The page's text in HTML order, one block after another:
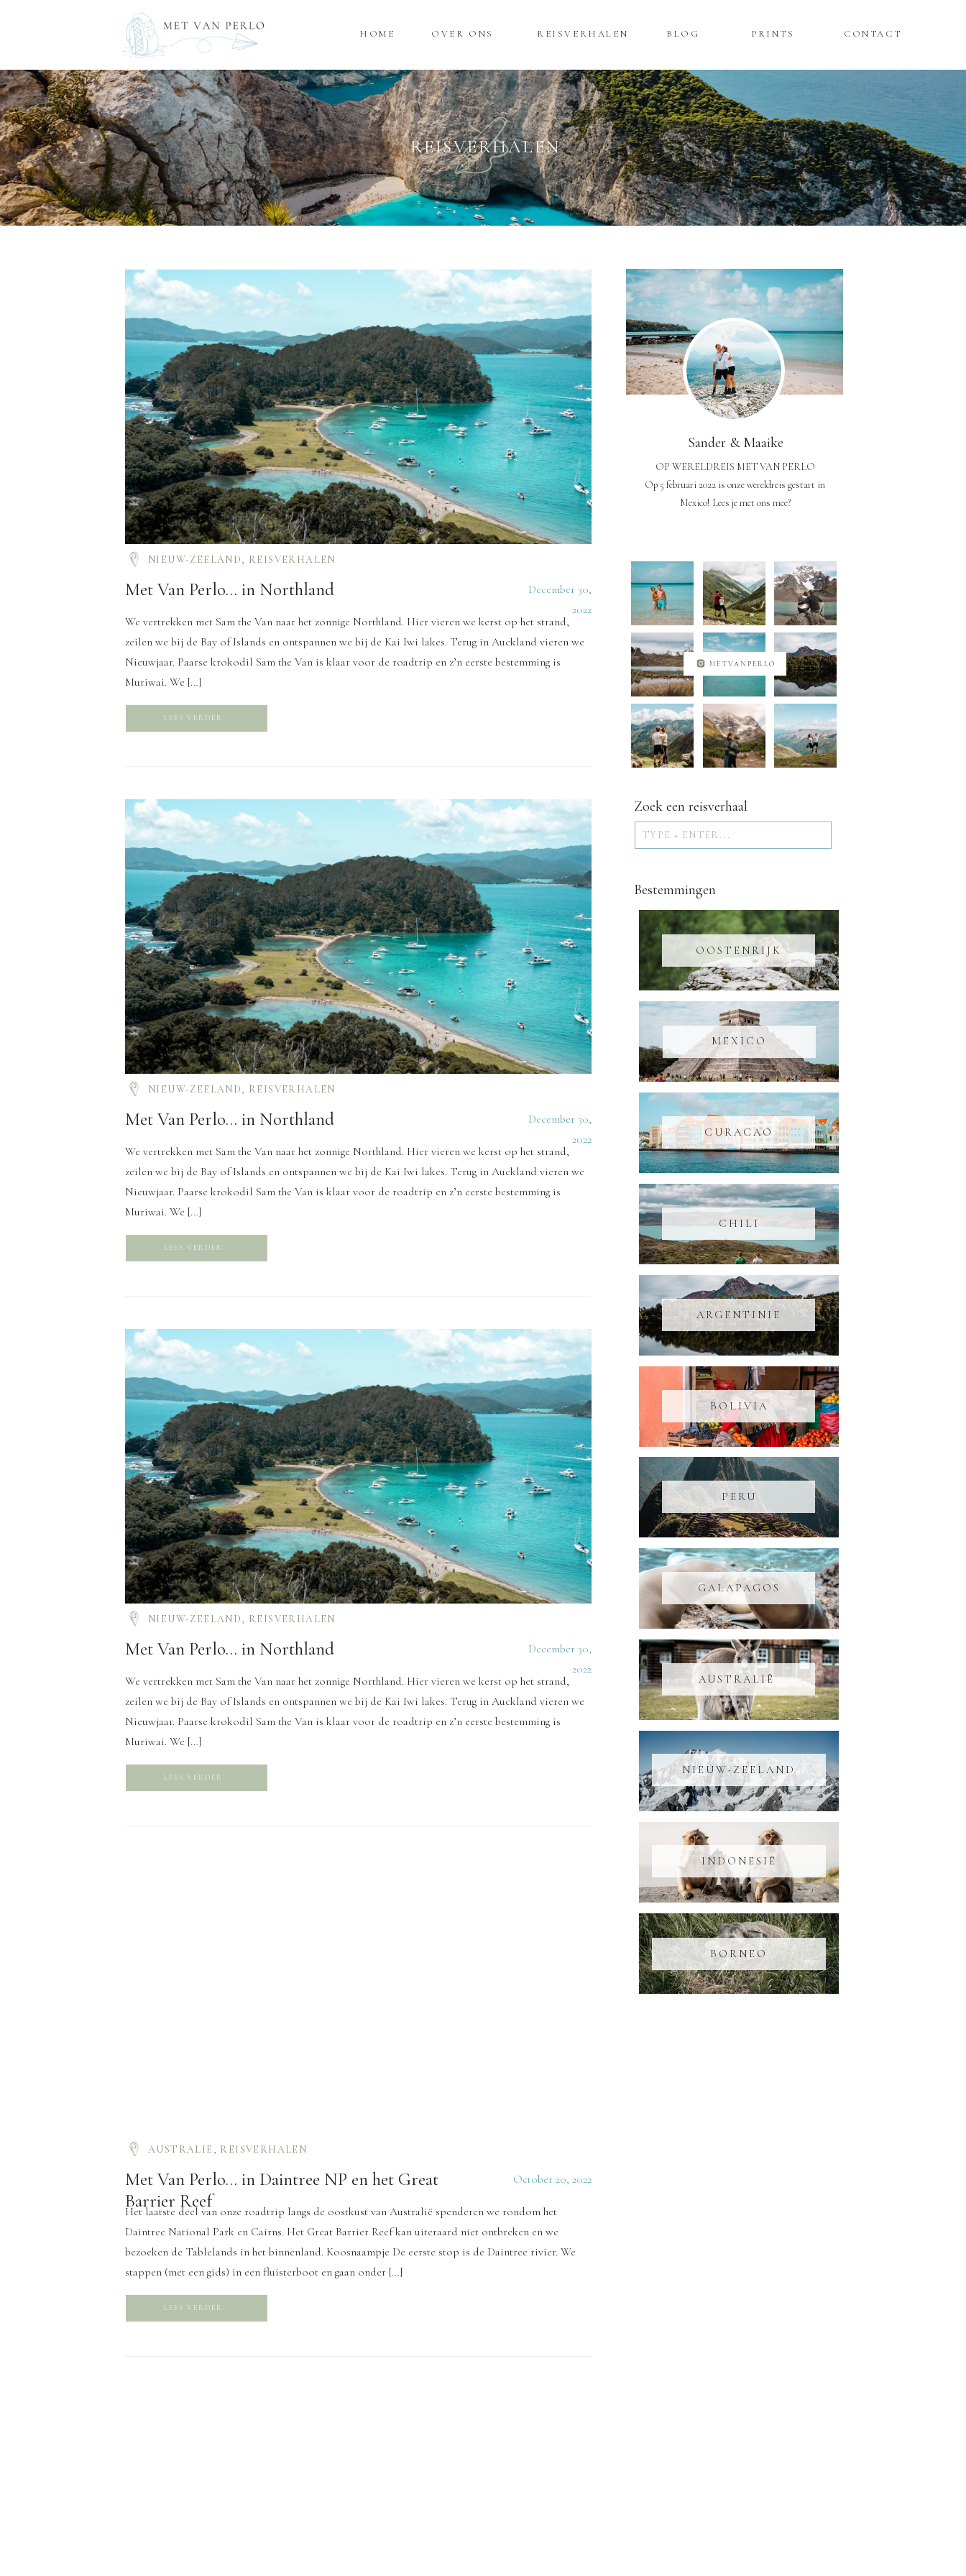
HOME OVER ONS REISVERHALEN PRINTS
BLOG CONTACT
REISVERHALEN
Sander & Maaike
OP WERELDREIS MET VAN PERLO
Op 5 februari 2022 is onze wereldreis gestart in
Mexico! Lees je met ons mee?
METVANPERLO
Zoek een reisverhaal
Bestemmingen
OOSTENRIJK
Search
MEXICO
CURACAO
CHILI
ARGENTINIE
BOLIVIA
PERU
GALAPAGOS
AUSTRALIË
NIEUW-ZEELAND
INDONESIË
BORNEO
Met Van Perlo… in Northland
We vertrekken met Sam the Van naar het zonnige Northland. Hier vieren we kerst op het strand,
zeilen we bij de Bay of Islands en ontspannen we bij de Kai Iwi lakes. Terug in Auckland vieren we
Nieuwjaar. Paarse krokodil Sam the Van is klaar voor de roadtrip en z’n eerste bestemming is
Muriwai. We […]
LEES VERDER..
NIEUW-ZEELAND, REISVERHALEN
December 30,
2022
Met Van Perlo… in Northland
We vertrekken met Sam the Van naar het zonnige Northland. Hier vieren we kerst op het strand,
zeilen we bij de Bay of Islands en ontspannen we bij de Kai Iwi lakes. Terug in Auckland vieren we
Nieuwjaar. Paarse krokodil Sam the Van is klaar voor de roadtrip en z’n eerste bestemming is
Muriwai. We […]
LEES VERDER..
NIEUW-ZEELAND, REISVERHALEN
December 30,
2022
Met Van Perlo… in Northland
We vertrekken met Sam the Van naar het zonnige Northland. Hier vieren we kerst op het strand,
zeilen we bij de Bay of Islands en ontspannen we bij de Kai Iwi lakes. Terug in Auckland vieren we
Nieuwjaar. Paarse krokodil Sam the Van is klaar voor de roadtrip en z’n eerste bestemming is
Muriwai. We […]
LEES VERDER..
NIEUW-ZEELAND, REISVERHALEN
December 30,
2022
Met Van Perlo… in Daintree NP en het Great
Barrier Reef
Het laatste deel van onze roadtrip langs de oostkust van Australië spenderen we rondom het
Daintree National Park en Cairns. Het Great Barrier Reef kan uiteraard niet ontbreken en we
bezoeken de Tablelands in het binnenland. Koosnaampje De eerste stop is de Daintree rivier. We
stappen (met een gids) in een fluisterboot en gaan onder […]
LEES VERDER..
AUSTRALIE , REISVERHALEN
October 20, 2022